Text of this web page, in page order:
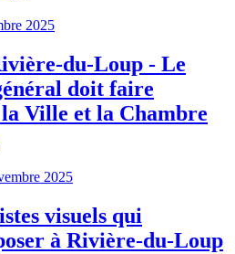
2025
du-Loup - Le
doit faire
la Ville et la Chambre
2025
visuels qui
à Rivière-du-Loup